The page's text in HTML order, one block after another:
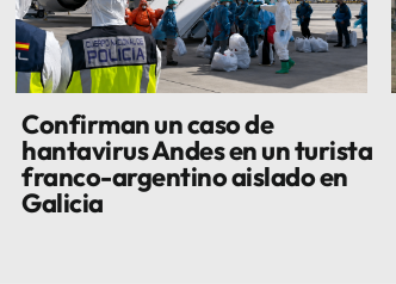
Confirman un caso de
hantavirus Andes en un turista
franco-argentino aislado en
Galicia